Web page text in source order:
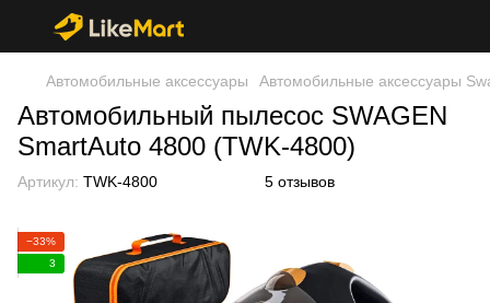
Автомобильные аксессуары Автомобильные аксессуары
Автомобильный пылесос SWAGEN
SmartAuto 4800 (TWK-4800)
Артикул: TWK-4800 5 отзывов
−33%
3